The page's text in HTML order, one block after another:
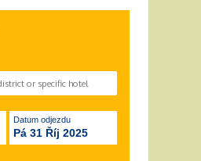
Datum odjezdu
Pá 31 Říj 2025